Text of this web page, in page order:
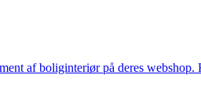
af boliginteriør på deres webshop.